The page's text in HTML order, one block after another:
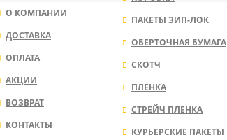
ПАКЕТЫ ЗИП-ЛОК
ОБЕРТОЧНАЯ БУМАГА
СКОТЧ
ПЛЕНКА
СТРЕЙЧ ПЛЕНКА
КУРЬЕРСКИЕ ПАКЕТЫ
О КОМПАНИИ
ДОСТАВКА
ОПЛАТА
АКЦИИ
ВОЗВРАТ
КОНТАКТЫ